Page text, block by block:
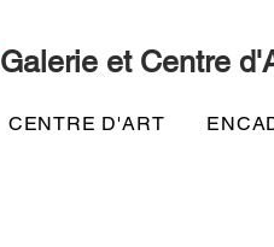
Galerie et Centre
CENTRE D'ART